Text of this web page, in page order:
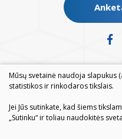
Mūsų svetainė naudoja slapukus
statistikos ir rinkodaros tikslais.
Jei Jūs sutinkate, kad šiems
„Sutinku“ ir toliau naudokitės